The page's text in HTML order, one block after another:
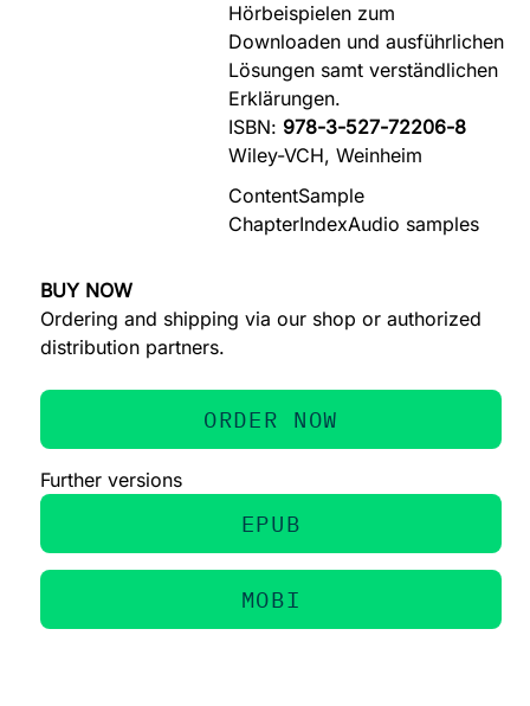
Hörbeispielen zum
Downloaden und ausführlichen
Lösungen samt verständlichen
Erklärungen.
ISBN: 978-3-527-72206-8
Wiley-VCH, Weinheim
ContentSample
ChapterIndexAudio samples
BUY NOW
Ordering and shipping via our shop or authorized
distribution partners.
ORDER NOW
Further versions
EPUB
MOBI